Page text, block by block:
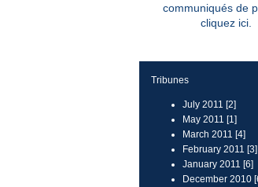
communiqués de
cliquez ici.
Tribunes
July 2011 [2]
May 2011 [1]
March 2011 [4]
February 2011 [3]
January 2011 [6]
December 2010